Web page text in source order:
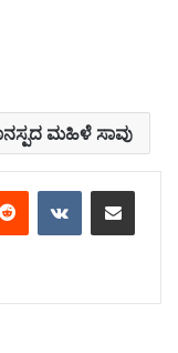
ಮಹಿಳೆ ಸಾವು
Reddit VKontakteShare via Email